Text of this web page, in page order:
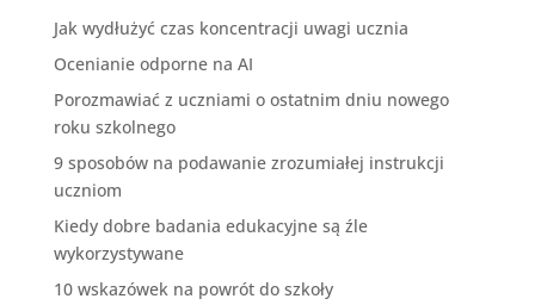
Jak wydłużyć czas koncentracji uwagi ucznia
Ocenianie odporne na AI
Porozmawiać z uczniami o ostatnim dniu nowego
roku szkolnego
9 sposobów na podawanie zrozumiałej instrukcji
uczniom
Kiedy dobre badania edukacyjne są źle
wykorzystywane
10 wskazówek na powrót do szkoły